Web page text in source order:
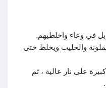
في وعاء واخلطيهم.
والحليب ويخلط حتى
على نار عالية ، ثم